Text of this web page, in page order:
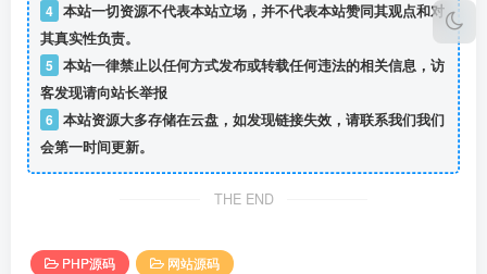
4 本站一切资源不代表本站立场，并不代表本站赞同其观点和对
其真实性负责。
5 本站一律禁止以任何方式发布或转载任何违法的相关信息，访
客发现请向站长举报
6 本站资源大多存储在云盘，如发现链接失效，请联系我们我们
会第一时间更新。
THE END
PHP源码
网站源码